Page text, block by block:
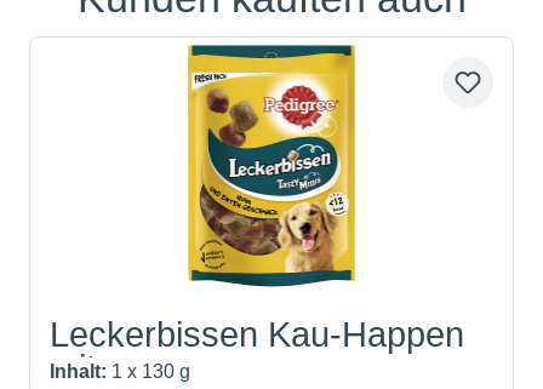
Leckerbissen Kau-Happen
mit...
Inhalt: 1 x 130 g